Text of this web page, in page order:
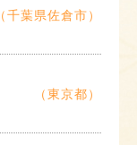
（千葉県佐倉市）
（東京都）